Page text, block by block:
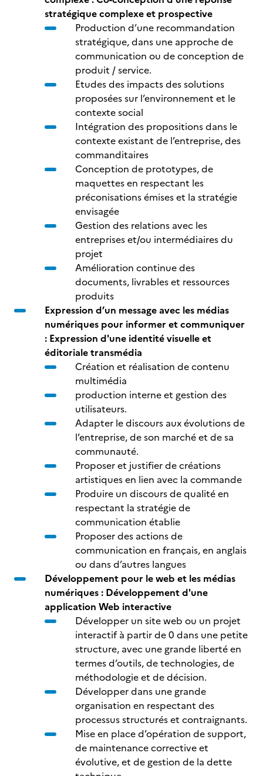
stratégique complexe et prospective
Production d’une recommandation
stratégique, dans une approche de
communication ou de conception de
produit / service.
Etudes des impacts des solutions
proposées sur l’environnement et le
contexte social
Intégration des propositions dans le
contexte existant de l’entreprise, des
commanditaires
Conception de prototypes, de
maquettes en respectant les
préconisations émises et la stratégie
envisagée
Gestion des relations avec les
entreprises et/ou intermédiaires du
projet
Amélioration continue des
documents, livrables et ressources
produits
Expression d’un message avec les médias
numériques pour informer et communiquer
: Expression d'une identité visuelle et
éditoriale transmédia
Création et réalisation de contenu
multimédia
production interne et gestion des
utilisateurs.
Adapter le discours aux évolutions de
l’entreprise, de son marché et de sa
communauté.
Proposer et justifier de créations
artistiques en lien avec la commande
Produire un discours de qualité en
respectant la stratégie de
communication établie
Proposer des actions de
communication en français, en anglais
ou dans d’autres langues
Développement pour le web et les médias
numériques : Développement d'une
application Web interactive
Développer un site web ou un projet
interactif à partir de 0 dans une petite
structure, avec une grande liberté en
termes d’outils, de technologies, de
méthodologie et de décision.
Développer dans une grande
organisation en respectant des
processus structurés et contraignants.
Mise en place d’opération de support,
de maintenance corrective et
évolutive, et de gestion de la dette